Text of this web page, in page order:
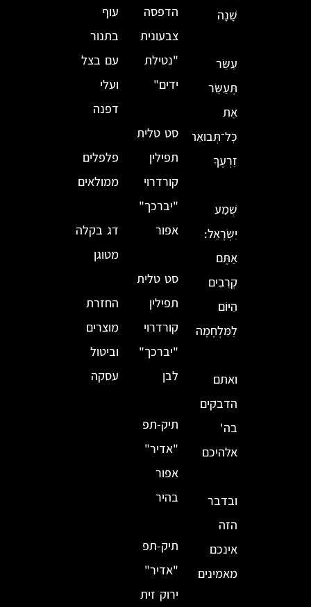
שָׁנָה
עַשֵּׂר
תְּעַשֵּׂר
אֵת
כׇּל־תְּבוּאַת
זַרְעֶךָ
שְׁמַע
יִשְׂרָאֵל:
אַתֶּם
קְרֵבִים
הַיּוֹם
לַמִּלְחָמָה
ואתם
הדבקים
בה'
אלהיכם
ובדבר
הזה
אינכם
מאמינים
הדפסה
צבעונית
"נטילת
ידים"
סט טלית
תפילין
קורדרוי
"יברכך"
אפור
סט טלית
תפילין
קורדרוי
"יברכך"
לבן
תיק-תפ
"אדיר"
אפור
בהיר
תיק-תפ
"אדיר"
ירוק זית
עוף
בתנור
עם בצל
ועלי
דפנה
פלפלים
ממולאים
דג בקלה
מטוגן
החזרת
מוצרים
וביטול
עסקה